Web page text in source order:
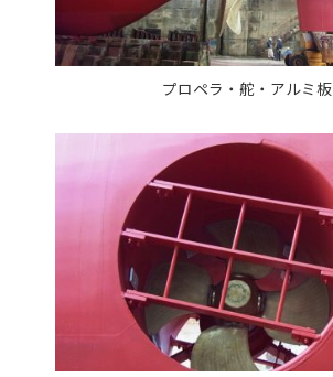
プロペラ・舵・アルミ板